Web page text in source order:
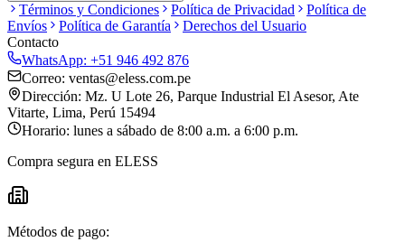
Términos y Condiciones Política de Privacidad
Política de
Envíos
Política de Garantía
Derechos del Usuario
Contacto
WhatsApp: +51 946 492 876
Correo: ventas@eless.com.pe
Dirección: Mz. U Lote 26, Parque Industrial El Asesor, Ate
Vitarte, Lima, Perú 15494
Horario: lunes a sábado de 8:00 a.m. a 6:00 p.m.
Compra segura en ELESS
Métodos de pago: